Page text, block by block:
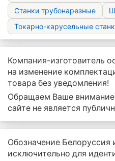
Станки трубонарезные
Токарно-карусельные
Компания-изготовитель
на изменение
товара без уведомления!
Обращаем Ваше
сайте не является
Обозначение Белоруссия
исключительно для